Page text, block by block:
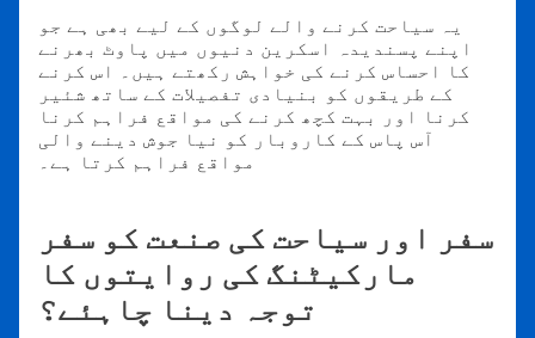
یہ سیاحت کرنے والے لوگوں کے لیے بھی ہے جو
اپنے پسندیدہ اسکرین دنیوں میں پاوٹ بھرنے
کا احساس کرنے کی خواہش رکھتے ہیں۔ اس کرنے
کے طریقوں کو بنیادی تفصیلات کے ساتھ شئیر
کرنا اور بہت کچھ کرنے کی مواقع فراہم کرنا
آس پاس کے کاروبار کو نیا جوش دینے والی
مواقع فراہم کرتا ہے۔
سفر اور سیاحت کی صنعت کو سفر
مارکیٹنگ کی روایتوں کا
توجہ دینا چاہئے؟